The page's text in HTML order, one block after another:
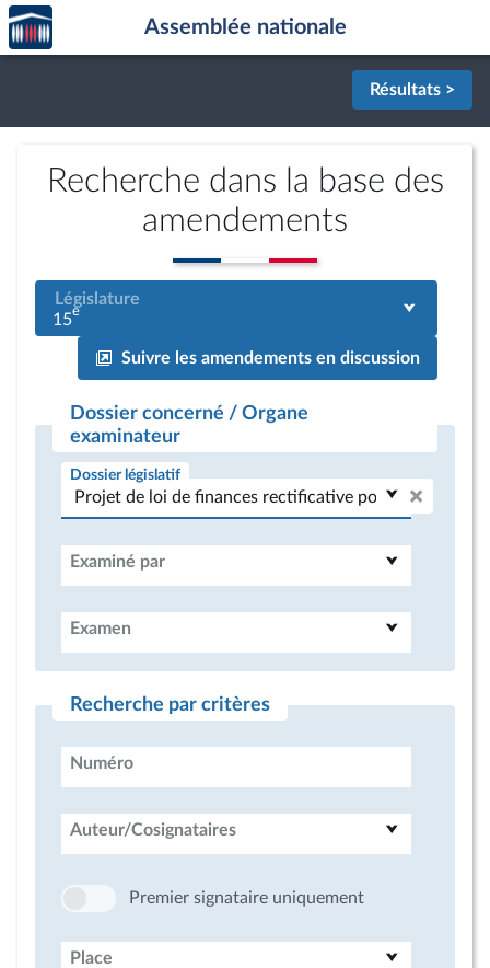
Aller au contenu
Aller en bas de la page
Accèder
à la
page
Assemblée nationale
Résultats >
Recherche dans la base des
amendements
Législature
15e
Suivre les amendements en discussion
Dossier concerné / Organe
examinateur
Dossier législatif
Examiné par
Examen
Recherche par critères
Numéro
Auteur/Cosignataires
Premier signataire uniquement
Place